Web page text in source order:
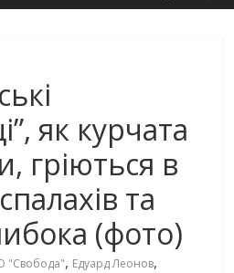
як курчата
гріються в
та
(фото)
"Свобода", Едуард Леонов,